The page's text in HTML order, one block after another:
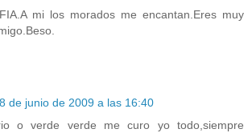
mi los morados me encantan.Eres muy
de junio de 2009 a las 16:40
o verde verde me curo yo todo,siempre